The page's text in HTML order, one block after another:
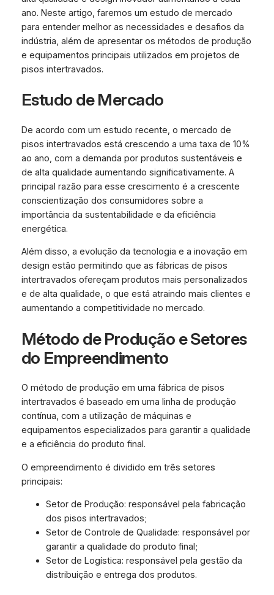
ano. Neste artigo, faremos um estudo de mercado
para entender melhor as necessidades e desafios da
indústria, além de apresentar os métodos de produção
e equipamentos principais utilizados em projetos de
pisos intertravados.
Estudo de Mercado
De acordo com um estudo recente, o mercado de
pisos intertravados está crescendo a uma taxa de 10%
ao ano, com a demanda por produtos sustentáveis e
de alta qualidade aumentando significativamente. A
principal razão para esse crescimento é a crescente
conscientização dos consumidores sobre a
importância da sustentabilidade e da eficiência
energética.
Além disso, a evolução da tecnologia e a inovação em
design estão permitindo que as fábricas de pisos
intertravados ofereçam produtos mais personalizados
e de alta qualidade, o que está atraindo mais clientes e
aumentando a competitividade no mercado.
Método de Produção e Setores
do Empreendimento
O método de produção em uma fábrica de pisos
intertravados é baseado em uma linha de produção
contínua, com a utilização de máquinas e
equipamentos especializados para garantir a qualidade
e a eficiência do produto final.
O empreendimento é dividido em três setores
principais:
Setor de Produção: responsável pela fabricação
dos pisos intertravados;
Setor de Controle de Qualidade: responsável por
garantir a qualidade do produto final;
Setor de Logística: responsável pela gestão da
distribuição e entrega dos produtos.